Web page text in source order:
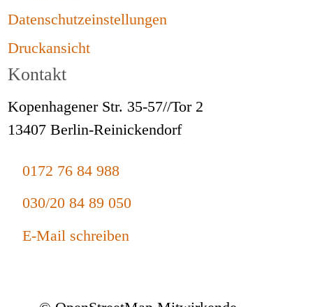
Datenschutzeinstellungen
Druckansicht
Kontakt
Kopenhagener Str. 35-57//Tor 2
13407 Berlin-Reinickendorf
0172 76 84 988
030/20 84 89 050
E-Mail schreiben